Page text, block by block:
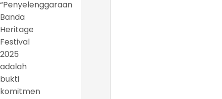
“Penyelenggaraan
Banda
Heritage
Festival
2025
adalah
bukti
komitmen